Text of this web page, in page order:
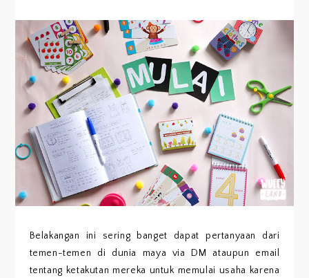
Belakangan ini sering banget dapat pertanyaan dari
temen-temen di dunia maya via DM ataupun email
tentang ketakutan mereka untuk memulai usaha karena